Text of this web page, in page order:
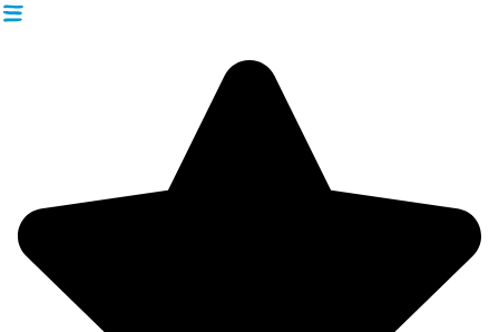
Videre